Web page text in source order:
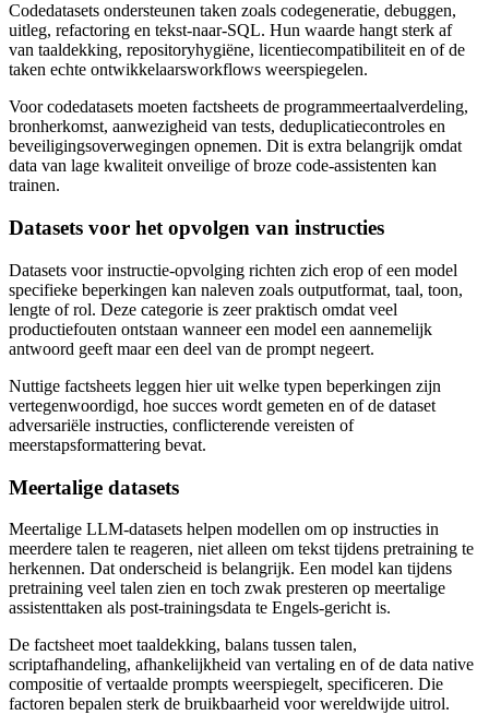
Codedatasets ondersteunen taken zoals codegeneratie, debuggen,
uitleg, refactoring en tekst-naar-SQL. Hun waarde hangt sterk af
van taaldekking, repositoryhygiëne, licentiecompatibiliteit en of de
taken echte ontwikkelaarsworkflows weerspiegelen.
Voor codedatasets moeten factsheets de programmeertaalverdeling,
bronherkomst, aanwezigheid van tests, deduplicatiecontroles en
beveiligingsoverwegingen opnemen. Dit is extra belangrijk omdat
data van lage kwaliteit onveilige of broze code-assistenten kan
trainen.
Datasets voor het opvolgen van instructies
Datasets voor instructie-opvolging richten zich erop of een model
specifieke beperkingen kan naleven zoals outputformat, taal, toon,
lengte of rol. Deze categorie is zeer praktisch omdat veel
productiefouten ontstaan wanneer een model een aannemelijk
antwoord geeft maar een deel van de prompt negeert.
Nuttige factsheets leggen hier uit welke typen beperkingen zijn
vertegenwoordigd, hoe succes wordt gemeten en of de dataset
adversariële instructies, conflicterende vereisten of
meerstapsformattering bevat.
Meertalige datasets
Meertalige LLM-datasets helpen modellen om op instructies in
meerdere talen te reageren, niet alleen om tekst tijdens pretraining te
herkennen. Dat onderscheid is belangrijk. Een model kan tijdens
pretraining veel talen zien en toch zwak presteren op meertalige
assistenttaken als post-trainingsdata te Engels-gericht is.
De factsheet moet taaldekking, balans tussen talen,
scriptafhandeling, afhankelijkheid van vertaling en of de data native
compositie of vertaalde prompts weerspiegelt, specificeren. Die
factoren bepalen sterk de bruikbaarheid voor wereldwijde uitrol.